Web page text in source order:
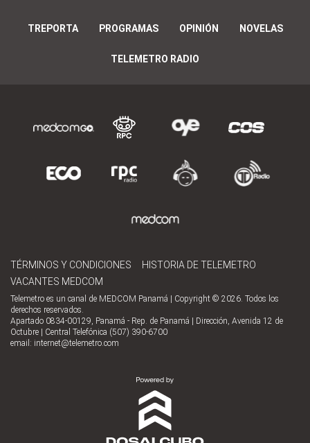
TREPORTA PROGRAMAS OPINIÓN NOVELAS
TELEMETRO RADIO
TÉRMINOS Y CONDICIONES
HISTORIA DE TELEMETRO
VACANTES MEDCOM
Telemetro es un canal de MEDCOM Panamá | Copyright © 2026. Todos los
derechos reservados.
Apartado 0834-00129, Panamá - Rep. de Panamá | Dirección, Avenida 12 de
Octubre | Central Telefónica (507) 390-6700
email: internet@telemetro.com